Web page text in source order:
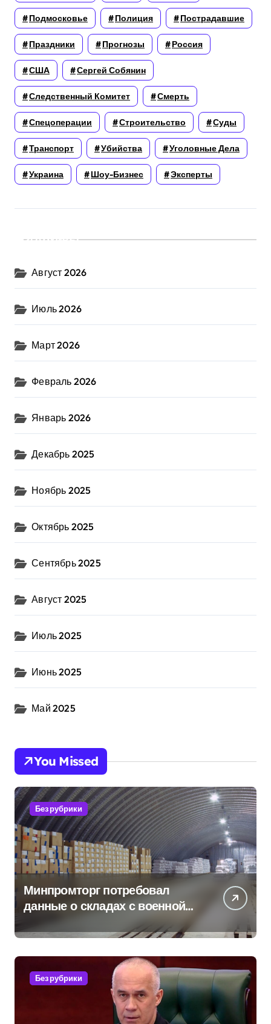
Подмосковье Полиция Пострадавшие
Праздники Прогнозы Россия
США Сергей Собянин
Следственный Комитет Смерть
Спецоперации Строительство Суды
Транспорт Убийства Уголовные Дела
Украина Шоу-Бизнес Эксперты
Архивы
Август 2026
Июль 2026
Март 2026
Февраль 2026
Январь 2026
Декабрь 2025
Ноябрь 2025
Октябрь 2025
Сентябрь 2025
Август 2025
Июль 2025
Июнь 2025
Май 2025
You Missed
Без рубрики
Минпромторг потребовал
данные о складах с военной
продукцией: предприятия
обратились в СК
Без рубрики